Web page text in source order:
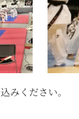
みください。